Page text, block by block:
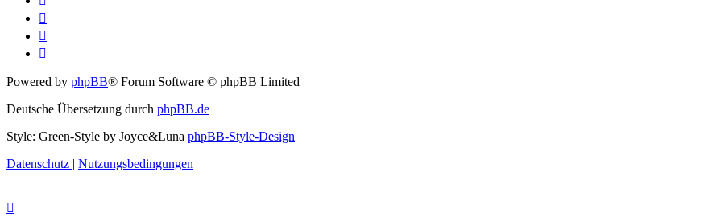
Powered by phpBB® Forum Software © phpBB Limited
Deutsche Übersetzung durch phpBB.de
Style: Green-Style by Joyce&Luna phpBB-Style-Design
Datenschutz | Nutzungsbedingungen